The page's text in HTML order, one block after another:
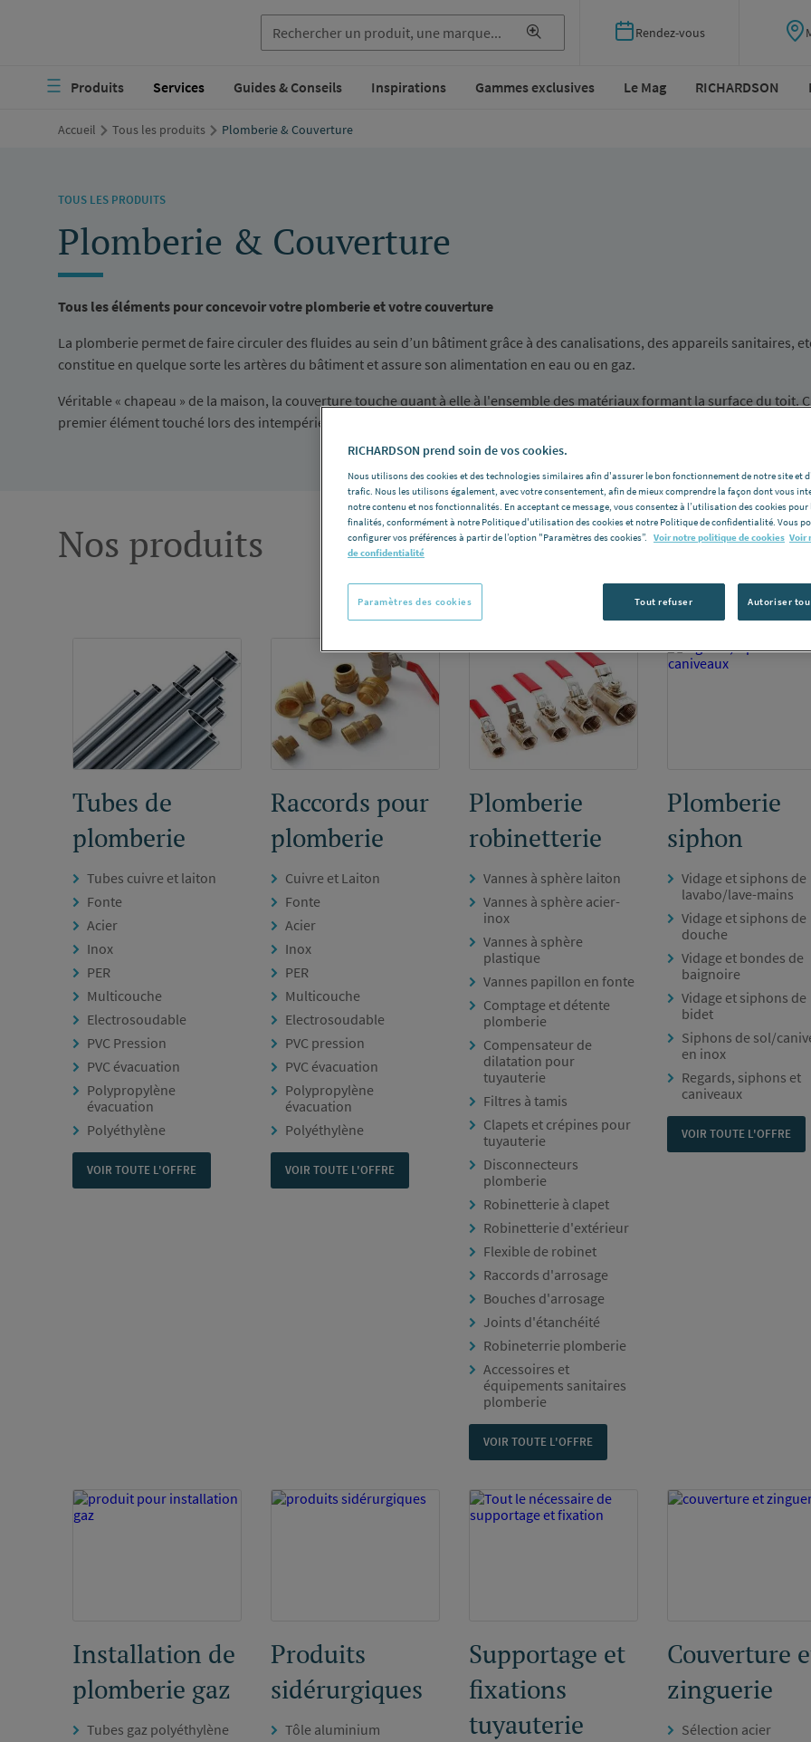
contenu
Rendez-vous
Navigation
principaleProduits Services Guides & Conseils Inspirations Gammes exclusives Le Mag RICHARDSON
Accueil Tous les produits Plomberie & Couverture
TOUS LES PRODUITS
Plomberie & Couverture
Tous les éléments pour concevoir votre plomberie et votre couverture
La plomberie permet de faire circuler des fluides au sein d’un bâtiment grâce à des canalisations, des appareils sanitaires,
constitue en quelque sorte les artères du bâtiment et assure son alimentation en eau ou en gaz.
Véritable « chapeau » de la maison, la couverture touche quant à elle à l'ensemble des matériaux formant la surface du toit.
premier élément touché lors des intempéries, et sa qualité doit être irréprochable pour durer dans le temps.
Nos produits
Tubes de
plomberie
Tubes cuivre et laiton
Fonte
Acier
Inox
PER
Multicouche
Electrosoudable
PVC Pression
PVC évacuation
Polypropylène
évacuation
Polyéthylène
VOIR TOUTE L'OFFRE
Raccords pour
plomberie
Cuivre et Laiton
Fonte
Acier
Inox
PER
Multicouche
Electrosoudable
PVC pression
PVC évacuation
Polypropylène
évacuation
Polyéthylène
VOIR TOUTE L'OFFRE
Plomberie
robinetterie
Vannes à sphère laiton
Vannes à sphère acier-
inox
Vannes à sphère
plastique
Vannes papillon en fonte
Comptage et détente
plomberie
Compensateur de
dilatation pour
tuyauterie
Filtres à tamis
Clapets et crépines pour
tuyauterie
Disconnecteurs
plomberie
Robinetterie à clapet
Robinetterie d'extérieur
Flexible de robinet
Raccords d'arrosage
Bouches d'arrosage
Joints d'étanchéité
Robineterrie plomberie
Accessoires et
équipements sanitaires
plomberie
VOIR TOUTE L'OFFRE
Plomberie
siphon
Vidage et siphons de
lavabo/lave-mains
Vidage et siphons de
douche
Vidage et bondes de
baignoire
Vidage et siphons de
bidet
Siphons de sol/
en inox
Regards, siphons et
caniveaux
VOIR TOUTE L'OFFRE
Installation de
plomberie gaz
Tubes gaz polyéthylène
Produits
sidérurgiques
Tôle aluminium
Supportage et
fixations
tuyauterie
Couverture
zinguerie
Sélection acier
RICHARDSON prend soin de vos cookies.
Nous utilisons des cookies et des technologies similaires afin d'assurer le bon fonctionnement de notre site et
trafic. Nous les utilisons également, avec votre consentement, afin de mieux comprendre la façon dont vous
notre contenu et nos fonctionnalités. En acceptant ce message, vous consentez à l’utilisation des cookies pour
finalités, conformément à notre Politique d'utilisation des cookies et notre Politique de confidentialité. Vous
configurer vos préférences à partir de l’option "Paramètres des cookies”. Voir notre politique de cookies Voir
de confidentialité
Tout refuser Autoriser
Paramètres des cookies